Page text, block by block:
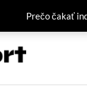
Prečo čakať